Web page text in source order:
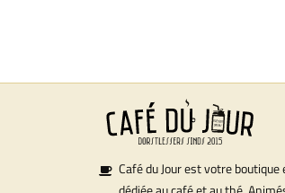
Café du Jour est votre boutique